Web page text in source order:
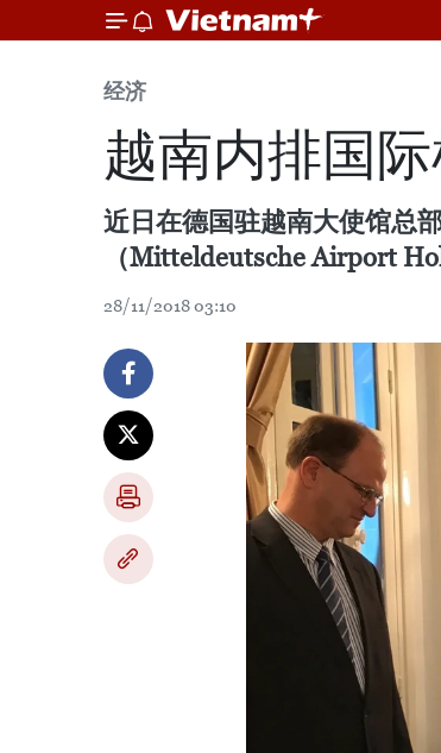
经济
越南内排国
近日在德国驻越南大使馆总
（Mitteldeutsche Airport
28/11/2018 03:10